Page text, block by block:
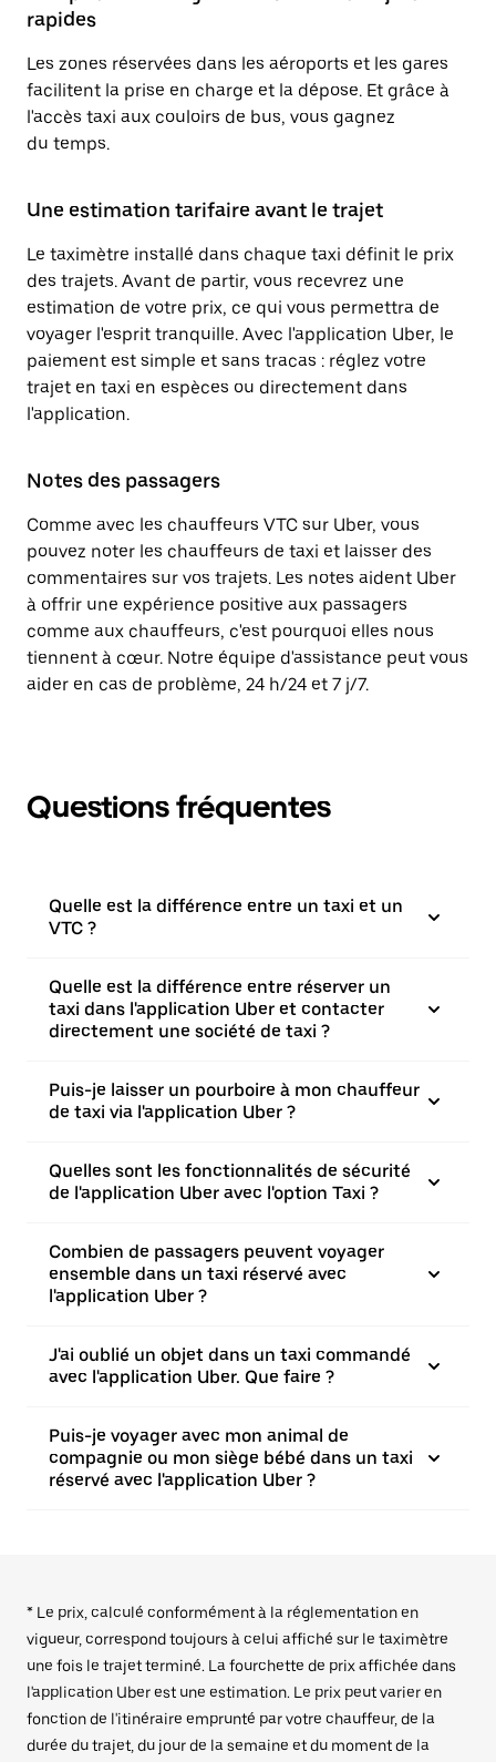
rapides
Les zones réservées dans les aéroports et les gares
facilitent la prise en charge et la dépose. Et grâce à
l'accès taxi aux couloirs de bus, vous gagnez
du temps.
Une estimation tarifaire avant le trajet
Le taximètre installé dans chaque taxi définit le prix
des trajets. Avant de partir, vous recevrez une
estimation de votre prix, ce qui vous permettra de
voyager l'esprit tranquille. Avec l'application Uber, le
paiement est simple et sans tracas : réglez votre
trajet en taxi en espèces ou directement dans
l'application.
Notes des passagers
Comme avec les chauffeurs VTC sur Uber, vous
pouvez noter les chauffeurs de taxi et laisser des
commentaires sur vos trajets. Les notes aident Uber
à offrir une expérience positive aux passagers
comme aux chauffeurs, c'est pourquoi elles nous
tiennent à cœur. Notre équipe d'assistance peut vous
aider en cas de problème, 24 h/24 et 7 j/7.
Questions fréquentes
Quelle est la différence entre un taxi et un
VTC ?
Quelle est la différence entre réserver un
taxi dans l'application Uber et contacter
directement une société de taxi ?
Puis-je laisser un pourboire à mon chauffeur
de taxi via l'application Uber ?
Quelles sont les fonctionnalités de sécurité
de l'application Uber avec l'option Taxi ?
Combien de passagers peuvent voyager
ensemble dans un taxi réservé avec
l'application Uber ?
J'ai oublié un objet dans un taxi commandé
avec l'application Uber. Que faire ?
Puis-je voyager avec mon animal de
compagnie ou mon siège bébé dans un taxi
réservé avec l'application Uber ?
* Le prix, calculé conformément à la réglementation en
vigueur, correspond toujours à celui affiché sur le taximètre
une fois le trajet terminé. La fourchette de prix affichée dans
l'application Uber est une estimation. Le prix peut varier en
fonction de l'itinéraire emprunté par votre chauffeur, de la
durée du trajet, du jour de la semaine et du moment de la